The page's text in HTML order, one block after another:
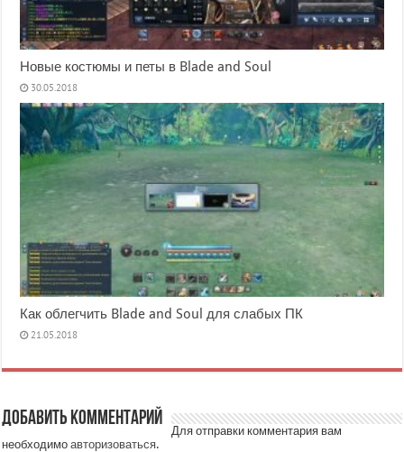
Новые костюмы и петы в Blade and Soul
30.05.2018
Как облегчить Blade and Soul для слабых ПК
21.05.2018
Добавить комментарий
Для отправки комментария вам
необходимоавторизоваться.